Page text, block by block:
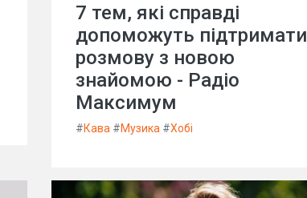
7 тем, які справді
допоможуть підтримати
розмову з новою
знайомою - Радіо
Максимум
#Кава #Музика #Хобі